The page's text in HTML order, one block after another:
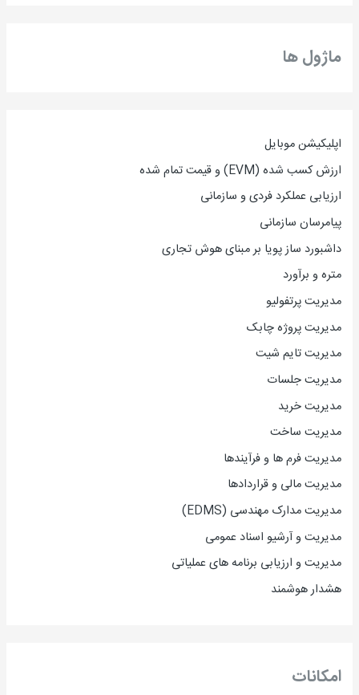
ماژول ها
اپلیکیشن موبایل
ارزش کسب شده (EVM) و قیمت تمام شده
ارزیابی عملکرد فردی و سازمانی
پیامرسان سازمانی
داشبورد ساز پویا بر مبنای هوش تجاری
متره و برآورد
مدیریت پرتفولیو
مدیریت پروژه چابک
مدیریت تایم شیت
مدیریت جلسات
مدیریت خرید
مدیریت ساخت
مدیریت فرم ها و فرآیندها
مدیریت مالی و قراردادها
مدیریت مدارک مهندسی (EDMS)
مدیریت و آرشیو اسناد عمومی
مدیریت و ارزیابی برنامه های عملیاتی
هشدار هوشمند
امکانات